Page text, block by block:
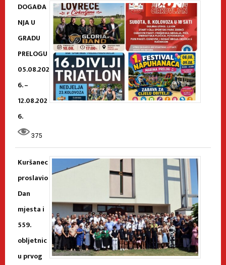
DOGAĐA
NJA U
GRADU
PRELOGU
05.08.202
6. –
12.08.202
6.
375
Kuršanec
proslavio
Dan
mjesta i
559.
obljetnic
u prvog